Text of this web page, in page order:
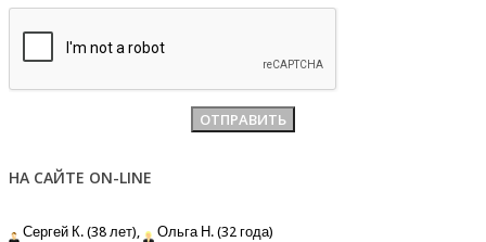
НА САЙТЕ ON-LINE
Сергей К. (38 лет),
Ольга Н. (32 года)